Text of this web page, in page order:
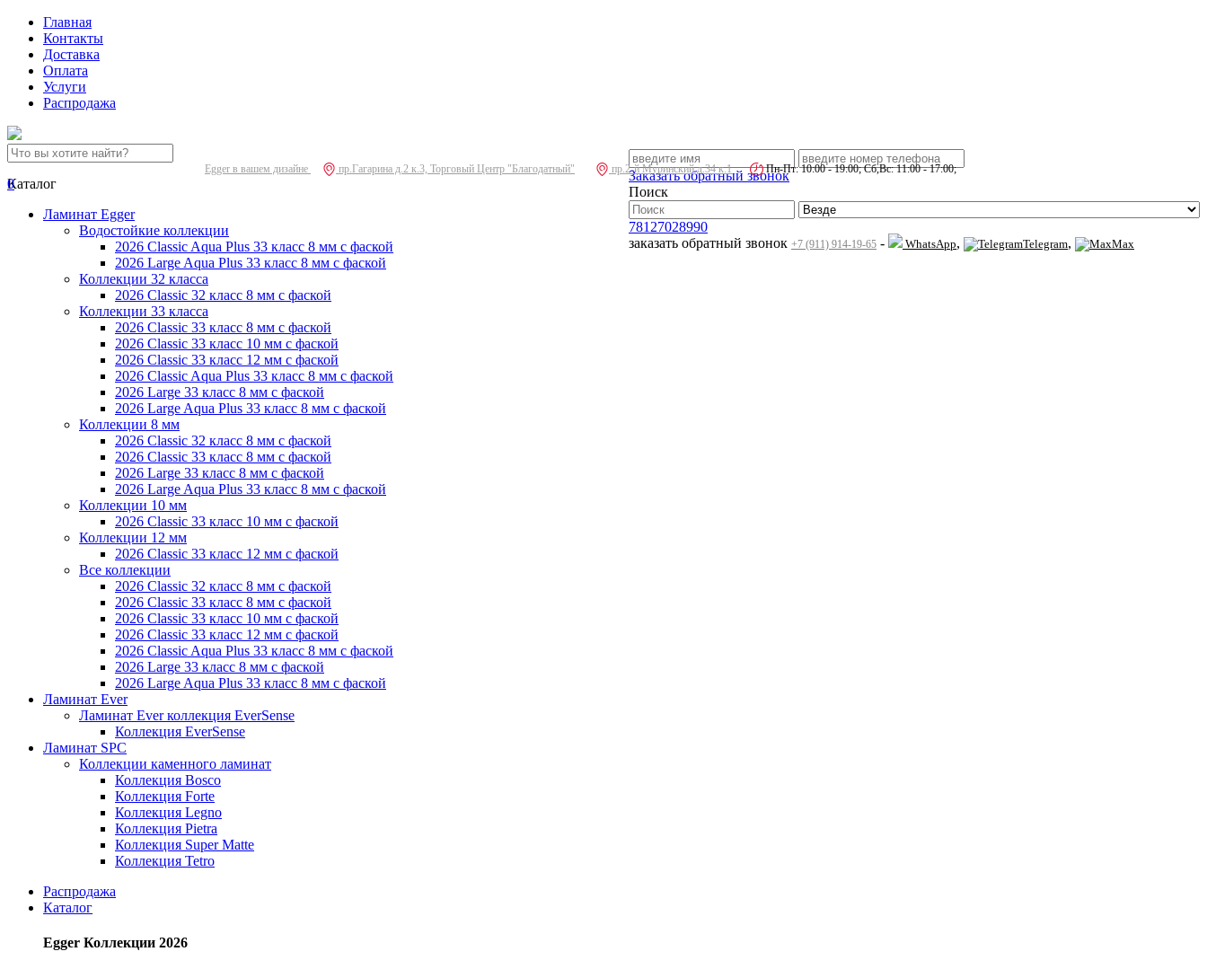
Главная
Контакты
Доставка
Оплата
Услуги
Распродажа
Egger в вашем дизайне пр.Гагарина д.2 к.3, Торговый Центр "Благодатный" пр.2-й Муринский д.34 к.1 Пн-Пт: 10:00 - 19:00; Сб,Вс: 11:00 - 17:00;
Заказать обратный звонок
Поиск
78127028990
заказать обратный звонок +7 (911) 914-19-65 - WhatsApp, Telegram, Max
0
Каталог
Ламинат Egger
Водостойкие коллекции
2026 Classic Aqua Plus 33 класс 8 мм с фаской
2026 Large Aqua Plus 33 класс 8 мм с фаской
Коллекции 32 класса
2026 Classic 32 класс 8 мм с фаской
Коллекции 33 класса
2026 Classic 33 класс 8 мм с фаской
2026 Classic 33 класс 10 мм с фаской
2026 Classic 33 класс 12 мм с фаской
2026 Classic Aqua Plus 33 класс 8 мм с фаской
2026 Large 33 класс 8 мм с фаской
2026 Large Aqua Plus 33 класс 8 мм с фаской
Коллекции 8 мм
2026 Classic 32 класс 8 мм с фаской
2026 Classic 33 класс 8 мм с фаской
2026 Large 33 класс 8 мм с фаской
2026 Large Aqua Plus 33 класс 8 мм с фаской
Коллекции 10 мм
2026 Classic 33 класс 10 мм с фаской
Коллекции 12 мм
2026 Classic 33 класс 12 мм с фаской
Все коллекции
2026 Classic 32 класс 8 мм с фаской
2026 Classic 33 класс 8 мм с фаской
2026 Classic 33 класс 10 мм с фаской
2026 Classic 33 класс 12 мм с фаской
2026 Classic Aqua Plus 33 класс 8 мм с фаской
2026 Large 33 класс 8 мм с фаской
2026 Large Aqua Plus 33 класс 8 мм с фаской
Ламинат Ever
Ламинат Ever коллекция EverSense
Коллекция EverSense
Ламинат SPC
Коллекции каменного ламинат
Коллекция Bosco
Коллекция Forte
Коллекция Legno
Коллекция Pietra
Коллекция Super Matte
Коллекция Tetro
Распродажа
Каталог
Egger Коллекции 2026